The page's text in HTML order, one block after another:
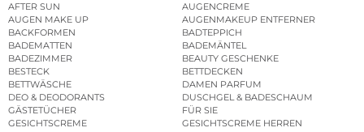
AFTER SUN
AUGENCREME
AUGEN MAKE UP
AUGENMAKEUP ENTFERNER
BACKFORMEN
BADTEPPICH
BADEMATTEN
BADEMÄNTEL
BADEZIMMER
BEAUTY GESCHENKE
BESTECK
BETTDECKEN
BETTWÄSCHE
DAMEN PARFUM
DEO & DEODORANTS
DUSCHGEL & BADESCHAUM
GÄSTETÜCHER
FÜR SIE
GESICHTSCREME
GESICHTSCREME HERREN